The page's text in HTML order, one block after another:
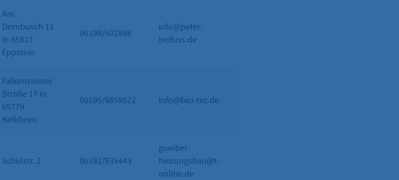
Am
Dornbusch 11
in 65817
Eppstein
06198/502888
info@peter-
beifuss.de
Falkensteiner
Straße 17 in
65779
Kelkheim
06195/9859522 info@bici-tec.de
Schulstr. 2 06192/935443
graeber-
heizungsbau@t-
online.de